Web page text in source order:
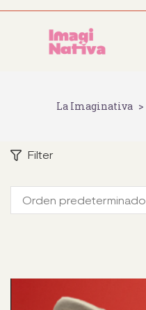
La Imaginativa >
Filter
Orden predeterminado